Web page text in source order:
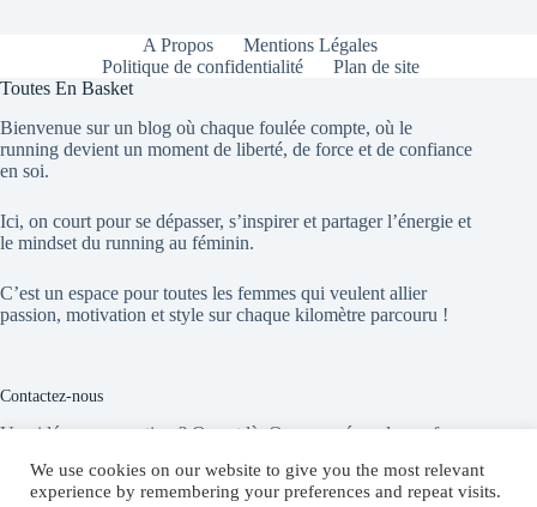
A Propos
Mentions Légales
Politique de confidentialité
Plan de site
Toutes En Basket
Bienvenue sur un blog où chaque foulée compte, où le
running devient un moment de liberté, de force et de confiance
en soi.
Ici, on court pour se dépasser, s’inspirer et partager l’énergie et
le mindset du running au féminin.
C’est un espace pour toutes les femmes qui veulent allier
passion, motivation et style sur chaque kilomètre parcouru !
Contactez-nous
Une idée, une question ? On est là. On vous répond sans faux
We use cookies on our website to give you the most relevant
experience by remembering your preferences and repeat visits.